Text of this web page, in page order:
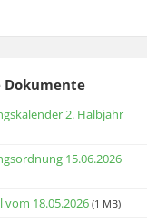
2. Halbjahr
15.06.2026
vom 18.05.2026 (1 MB)